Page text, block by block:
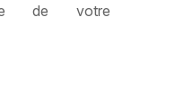
de votre